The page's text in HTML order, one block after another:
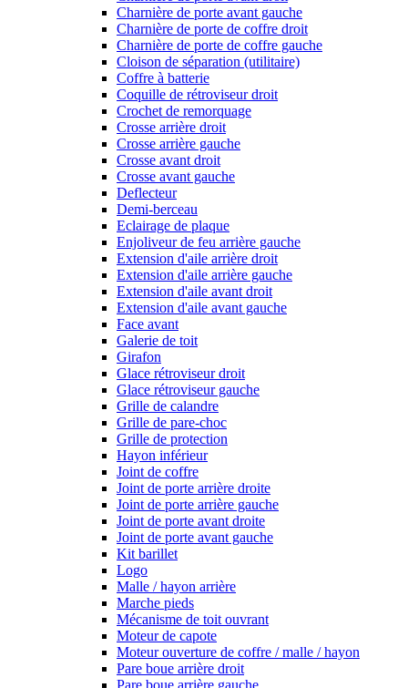
Charnière de porte avant gauche
Charnière de porte de coffre droit
Charnière de porte de coffre gauche
Cloison de séparation (utilitaire)
Coffre à batterie
Coquille de rétroviseur droit
Crochet de remorquage
Crosse arrière droit
Crosse arrière gauche
Crosse avant droit
Crosse avant gauche
Deflecteur
Demi-berceau
Eclairage de plaque
Enjoliveur de feu arrière gauche
Extension d'aile arrière droit
Extension d'aile arrière gauche
Extension d'aile avant droit
Extension d'aile avant gauche
Face avant
Galerie de toit
Girafon
Glace rétroviseur droit
Glace rétroviseur gauche
Grille de calandre
Grille de pare-choc
Grille de protection
Hayon inférieur
Joint de coffre
Joint de porte arrière droite
Joint de porte arrière gauche
Joint de porte avant droite
Joint de porte avant gauche
Kit barillet
Logo
Malle / hayon arrière
Marche pieds
Mécanisme de toit ouvrant
Moteur de capote
Moteur ouverture de coffre / malle / hayon
Pare boue arrière droit
Pare boue arrière gauche